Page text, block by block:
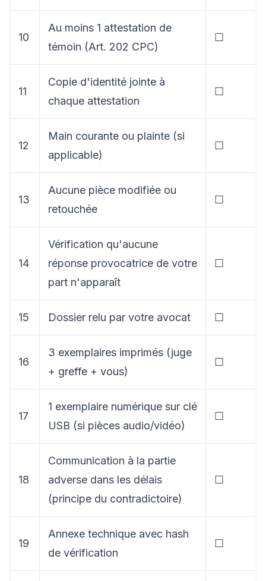
10
Au moins 1 attestation de
témoin (Art. 202 CPC)
☐
11
Copie d'identité jointe à
chaque attestation
☐
12
Main courante ou plainte (si
applicable)
☐
13
Aucune pièce modifiée ou
retouchée
☐
14
Vérification qu'aucune
réponse provocatrice de votre
part n'apparaît
☐
15 Dossier relu par votre avocat ☐
16
3 exemplaires imprimés (juge
+ greffe + vous)
☐
17
1 exemplaire numérique sur clé
USB (si pièces audio/vidéo)
☐
18
Communication à la partie
adverse dans les délais
(principe du contradictoire)
☐
19
Annexe technique avec hash
de vérification
☐